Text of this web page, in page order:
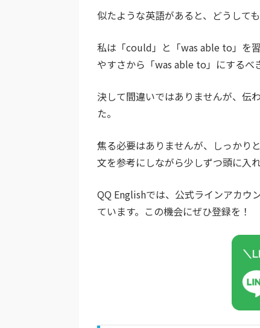
似たような英語があると、どうして
私は「could」と「was able to」を
やすさから「was able to」にするべ
決して間違いではありませんが、伝
た。
焦る必要はありませんが、しっかり
文を参考にしながら少しずつ頭に入
QQ Englishでは、公式ラインアカウ
ています。この機会にぜひ登録を！